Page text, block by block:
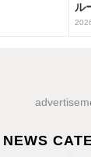
ル
NEWS